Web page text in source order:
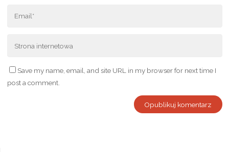
Save my name, email, and site URL in my browser for next time I
post a comment.